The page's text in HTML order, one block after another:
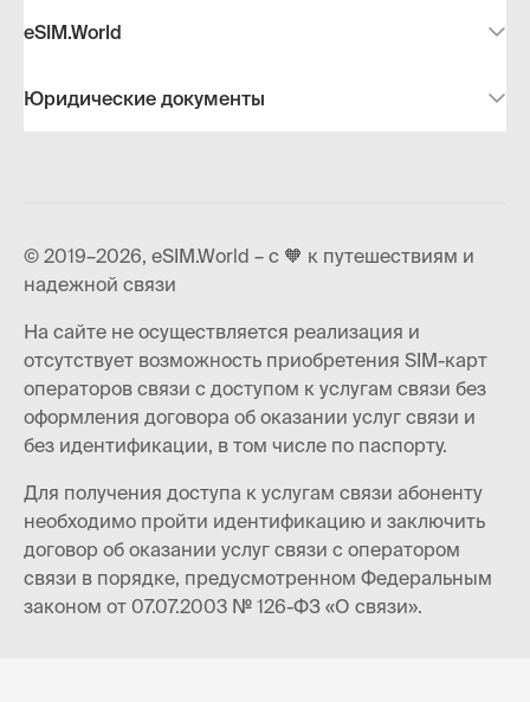
eSIM.World
Юридические документы
© 2019–2026, eSIM.World – с 🧡 к путешествиям и
надежной связи
На сайте не осуществляется реализация и
отсутствует возможность приобретения SIM-карт
операторов связи с доступом к услугам связи без
оформления договора об оказании услуг связи и
без идентификации, в том числе по паспорту.
Для получения доступа к услугам связи абоненту
необходимо пройти идентификацию и заключить
договор об оказании услуг связи с оператором
связи в порядке, предусмотренном Федеральным
законом от 07.07.2003 № 126-ФЗ «О связи».